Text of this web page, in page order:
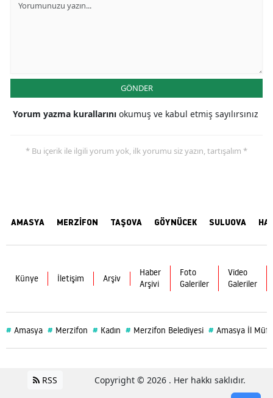
GÖNDER
Yorum yazma kurallarını okumuş ve kabul etmiş sayılırsınız
* Bu içerik ile ilgili yorum yok, ilk yorumu siz yazın, tartışalım *
AMASYA MERZİFON TAŞOVA GÖYNÜCEK SULUOVA
Künye İletişim Arşiv
Haber
Arşivi
Foto
Galeriler
Video
Galeriler
# Amasya # Merzifon # Kadın # Merzifon Belediyesi # Amasya İl
RSS Copyright © 2026 . Her hakkı saklıdır.